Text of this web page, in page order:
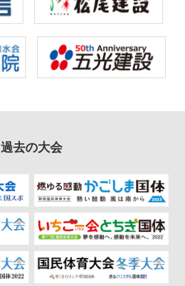
過去の大会